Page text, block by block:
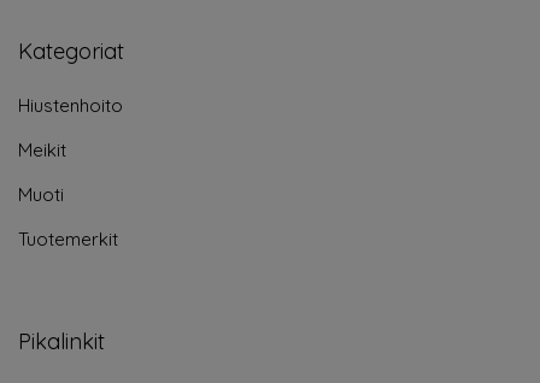
Kategoriat
Hiustenhoito
Meikit
Muoti
Tuotemerkit
Pikalinkit